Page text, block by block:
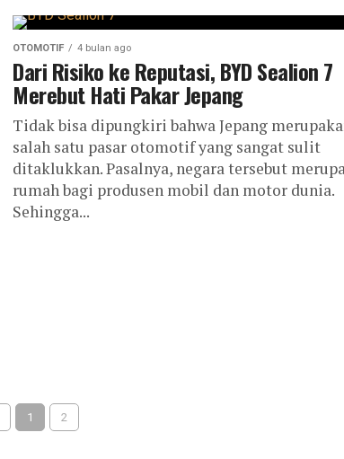
OTOMOTIF 4 bulan ago
Dari Risiko ke Reputasi, BYD Sealion 7
Merebut Hati Pakar Jepang
Tidak bisa dipungkiri bahwa Jepang
salah satu pasar otomotif yang sangat sulit
ditaklukkan. Pasalnya, negara tersebut
rumah bagi produsen mobil dan motor dunia.
Sehingga...
1 2